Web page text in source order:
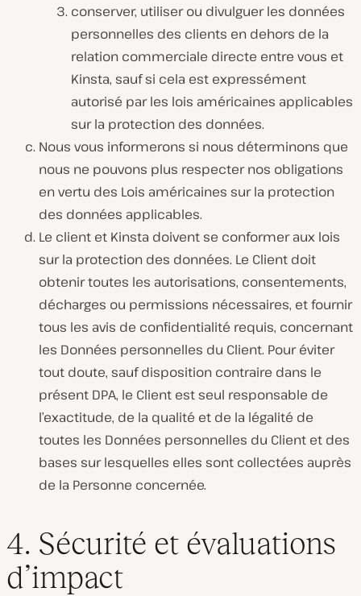
conserver, utiliser ou divulguer les données
personnelles des clients en dehors de la
relation commerciale directe entre vous et
Kinsta, sauf si cela est expressément
autorisé par les lois américaines applicables
sur la protection des données.
Nous vous informerons si nous déterminons que
nous ne pouvons plus respecter nos obligations
en vertu des Lois américaines sur la protection
des données applicables.
Le client et Kinsta doivent se conformer aux lois
sur la protection des données. Le Client doit
obtenir toutes les autorisations, consentements,
décharges ou permissions nécessaires, et fournir
tous les avis de confidentialité requis, concernant
les Données personnelles du Client. Pour éviter
tout doute, sauf disposition contraire dans le
présent DPA, le Client est seul responsable de
l’exactitude, de la qualité et de la légalité de
toutes les Données personnelles du Client et des
bases sur lesquelles elles sont collectées auprès
de la Personne concernée.
4. Sécurité et évaluations
d’impact